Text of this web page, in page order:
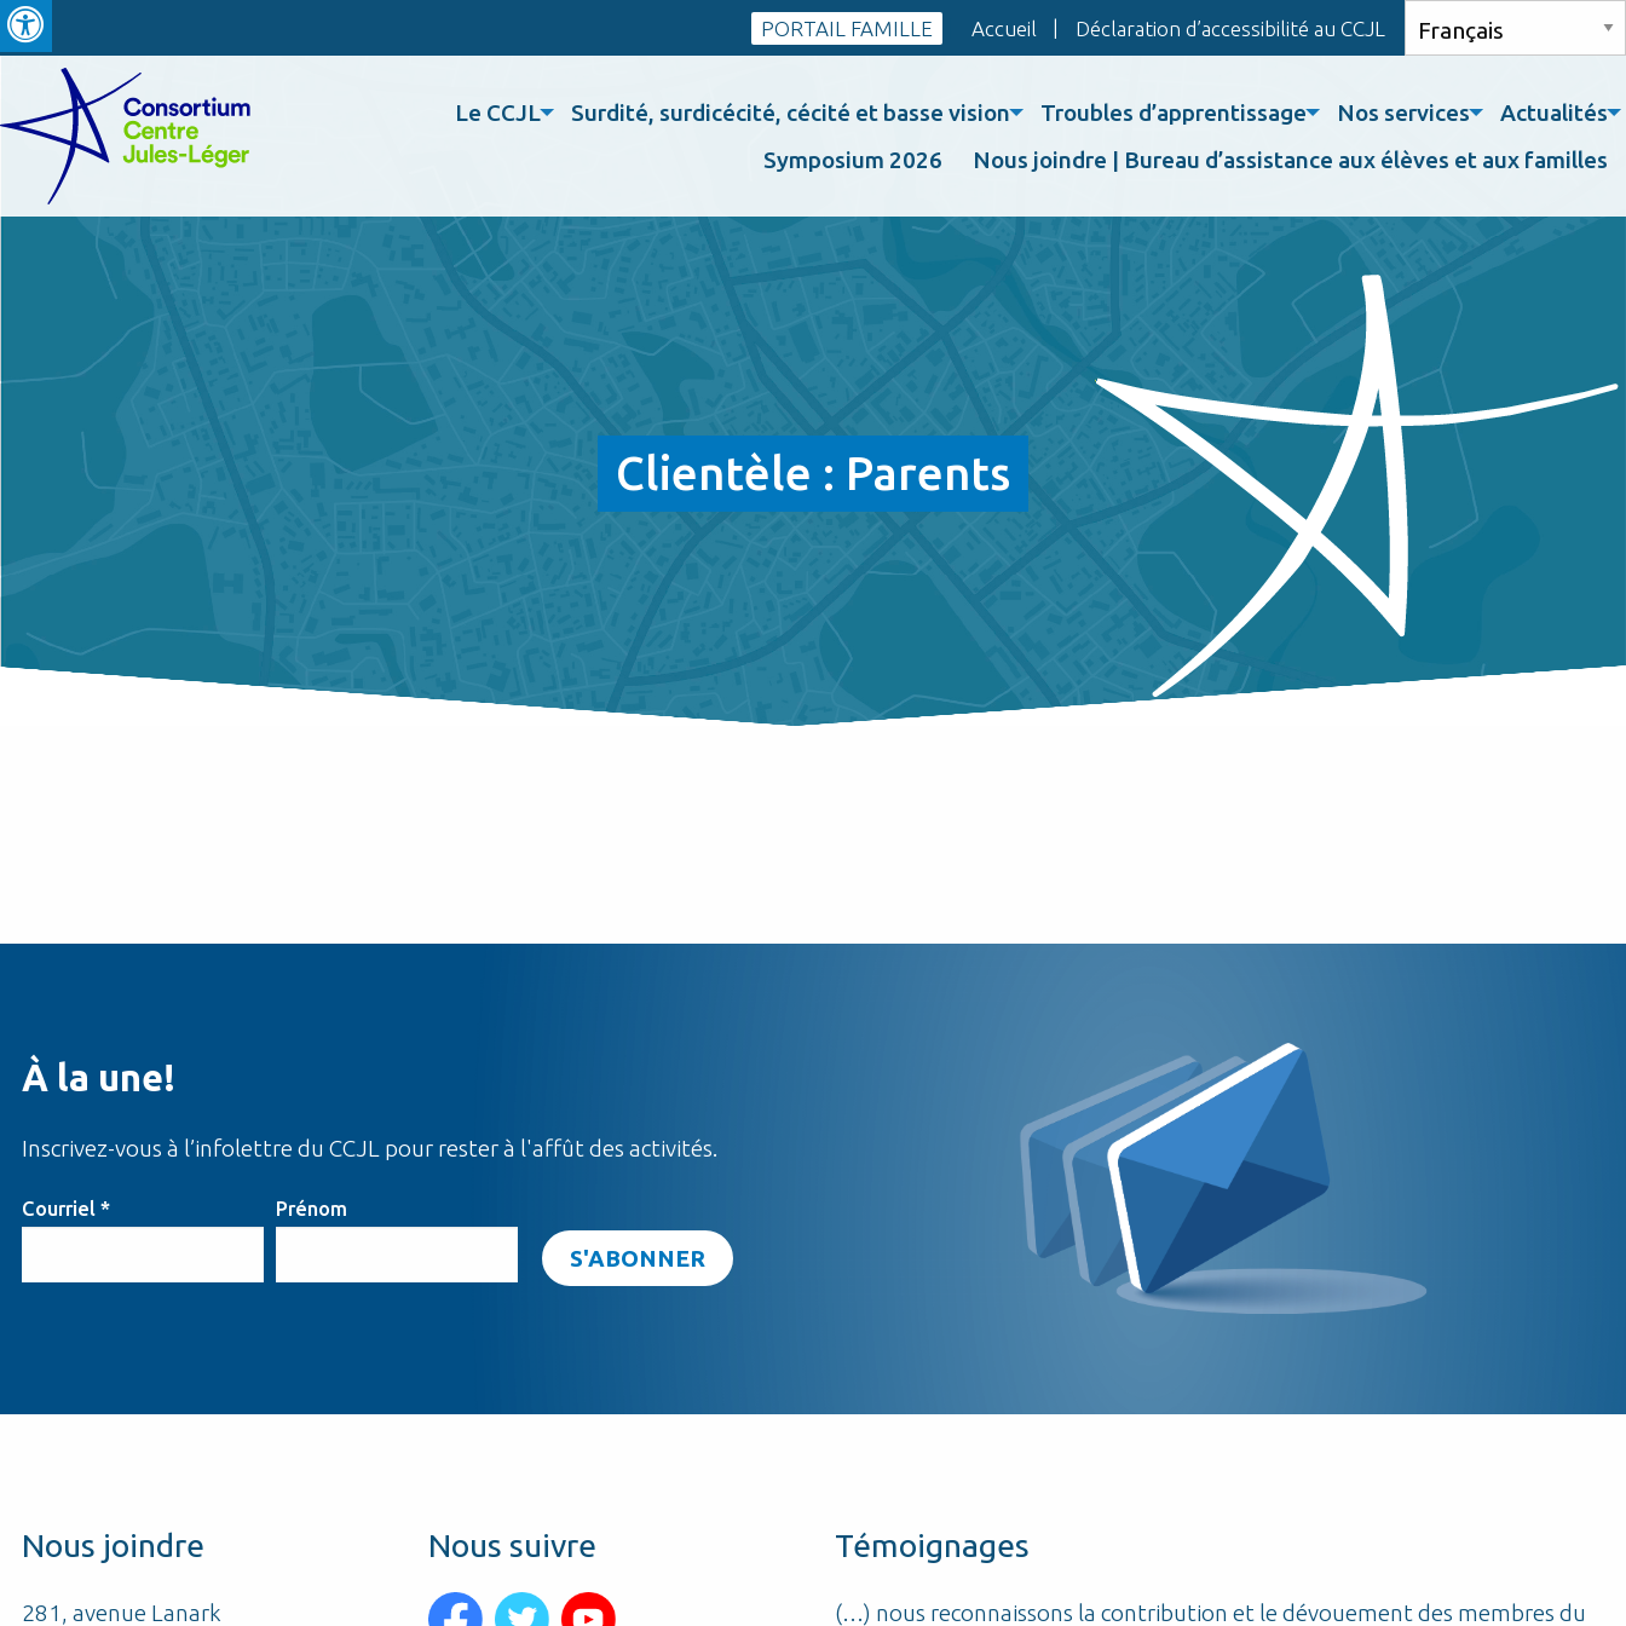
PORTAIL FAMILLE Accueil Déclaration d’accessibilité au CCJL
Le CCJL Surdité, surdicécité, cécité et basse vision Troubles d’apprentissage Nos services
Actualités
Symposium 2026
Nous joindre | Bureau d’assistance aux élèves et aux familles
Clientèle : Parents
À la une!
Inscrivez-vous à l’infolettre du CCJL pour rester à l'affût des activités.
Courriel * Prénom
Nous joindre
281, avenue Lanark
Nous suivre Témoignages
Ça été un coup de cœur la première fois que j’ai mis les pieds au Centre
(…) nous reconnaissons la contribution et le dévouement des membres du